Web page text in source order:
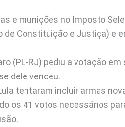
e munições no Imposto
de Constituição e Justiça) e
(PL-RJ) pediu a votação
dele venceu.
tentaram incluir armas
os 41 votos necessários